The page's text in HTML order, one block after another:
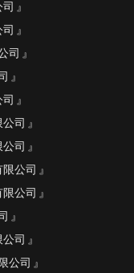
司
司
司
公司
公司
司
公司